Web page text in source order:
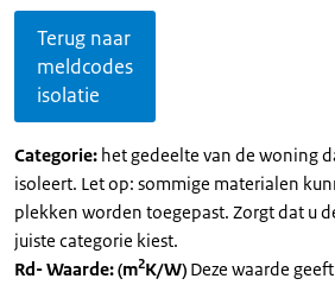
Terug naar
meldcodes
isolatie
Categorie: het gedeelte van de woning
isoleert. Let op: sommige materialen
plekken worden toegepast. Zorgt dat u
juiste categorie kiest.
Rd- Waarde: (m2K/W) Deze waarde